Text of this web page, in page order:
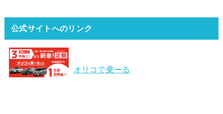
公式サイトへのリンク
オリコで乗ーる